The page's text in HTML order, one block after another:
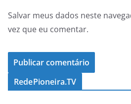
Salvar meus dados neste
vez que eu comentar.
RedePioneira.TV